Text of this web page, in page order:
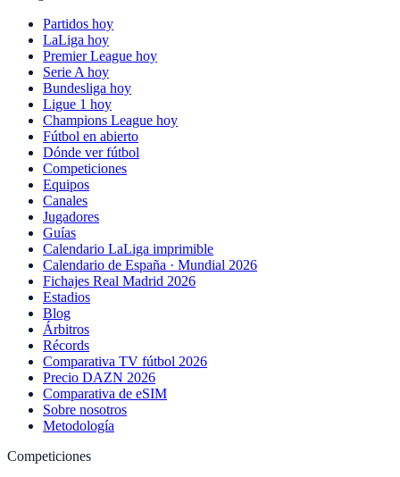
Partidos hoy
LaLiga hoy
Premier League hoy
Serie A hoy
Bundesliga hoy
Ligue 1 hoy
Champions League hoy
Fútbol en abierto
Dónde ver fútbol
Competiciones
Equipos
Canales
Jugadores
Guías
Calendario LaLiga imprimible
Calendario de España · Mundial 2026
Fichajes Real Madrid 2026
Estadios
Blog
Árbitros
Récords
Comparativa TV fútbol 2026
Precio DAZN 2026
Comparativa de eSIM
Sobre nosotros
Metodología
Competiciones